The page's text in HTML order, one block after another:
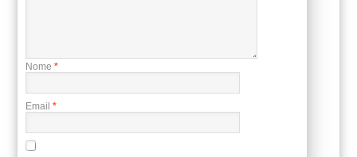
Nome *
Email *